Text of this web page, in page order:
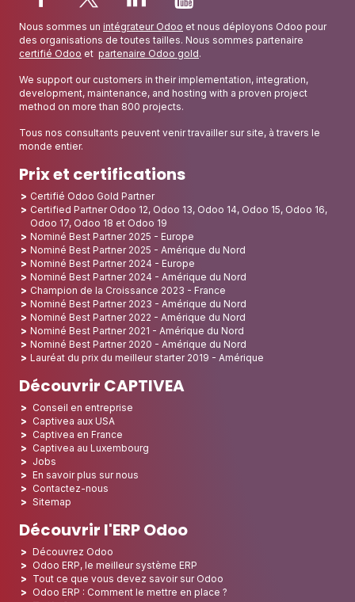
Nous sommes un intégrateur Odoo et nous déployons Odoo pour
des organisations de toutes tailles. Nous sommes partenaire
certifié Odoo et partenaire Odoo gold.
We support our customers in their implementation, integration,
development, maintenance, and hosting with a proven project
method on more than 800 projects.
Tous nos consultants peuvent venir travailler sur site, à travers le
monde entier.
Prix et certifications
Certifié Odoo Gold Partner
Certified Partner Odoo 12, Odoo 13, Odoo 14, Odoo 15, Odoo 16,
Odoo 17, Odoo 18 et Odoo 19
Nominé Best Partner 2025 - Europe
Nominé Best Partner 2025 - Amérique du Nord
Nominé Best Partner 2024 - Europe
Nominé Best Partner 2024 - Amérique du Nord
Champion de la Croissance 2023 - France
Nominé Best Partner 2023 - Amérique du Nord
Nominé Best Partner 2022 - Amérique du Nord
Nominé Best Partner 2021 - Amérique du Nord
Nominé Best Partner 2020 - Amérique du Nord
Lauréat du prix du meilleur starter 2019 - Amérique
Découvrir CAPTIVEA
Conseil en entreprise
Captivea aux USA
Captivea en France
Captivea au Luxembourg
Jobs
En savoir plus sur nous
Contactez-nous
Sitemap
Découvrir l'ERP Odoo
Découvrez Odoo
Odoo ERP, le meilleur système ERP
Tout ce que vous devez savoir sur Odoo
Odoo ERP : Comment le mettre en place ?